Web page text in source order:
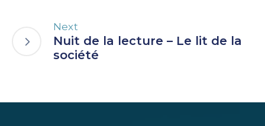
Next
Nuit de la lecture – Le lit de la
société